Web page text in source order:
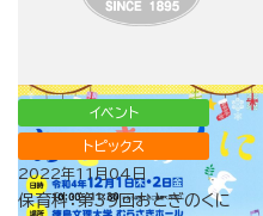
イベント
トピックス
2022年11月04日
保育科：第39回おとぎのくに